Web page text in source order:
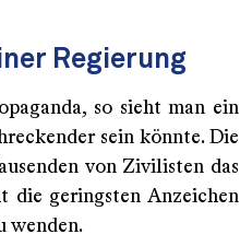
Regierung
so sieht man ein
sein könnte. Die
von Zivilisten das
die geringsten Anzeichen
wenden.